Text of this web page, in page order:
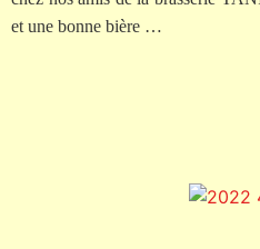
et une bonne bière …